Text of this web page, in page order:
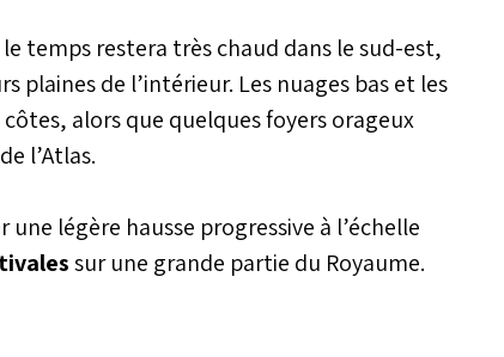
temps restera très chaud dans le sud-est,
plaines de l’intérieur. Les nuages bas et les
alors que quelques foyers orageux
l’Atlas.
légère hausse progressive à l’échelle
sur une grande partie du Royaume.